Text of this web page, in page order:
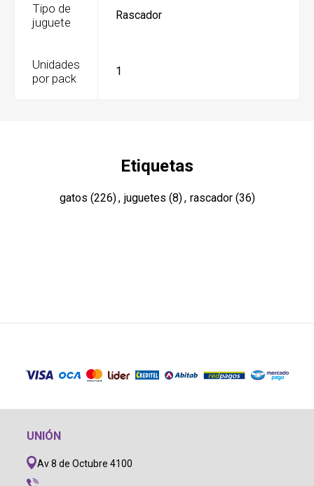
Tipo de
juguete
Rascador
Unidades
por pack
1
Etiquetas
gatos (226), juguetes (8), rascador (36)
UNIÓN
Av 8 de Octubre 4100